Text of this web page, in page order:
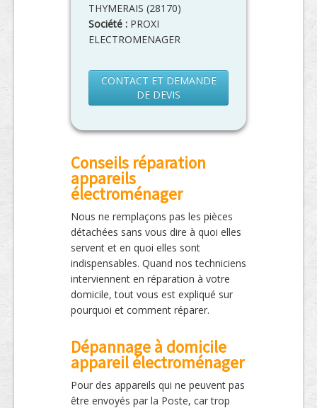
THYMERAIS (28170)
Société : PROXI
ELECTROMENAGER
CONTACT ET DEMANDE
DE DEVIS
Conseils réparation
appareils
électroménager
Nous ne remplaçons pas les pièces
détachées sans vous dire à quoi elles
servent et en quoi elles sont
indispensables. Quand nos techniciens
interviennent en réparation à votre
domicile, tout vous est expliqué sur
pourquoi et comment réparer.
Dépannage à domicile
appareil électroménager
Pour des appareils qui ne peuvent pas
être envoyés par la Poste, car trop